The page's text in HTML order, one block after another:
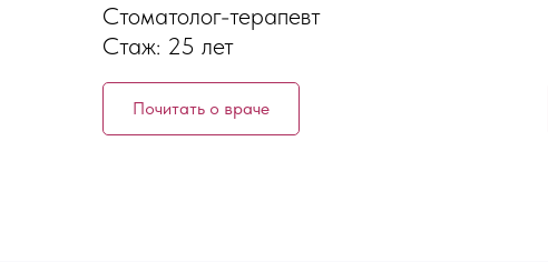
Стоматолог-терапевт
Стаж: 25 лет
Почитать о враче